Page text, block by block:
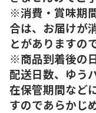
※消費・賞味期
合は、お届けが
とがありますの
※商品到着後の
配送日数、ゆう
在保管期間など
すのであらかじ